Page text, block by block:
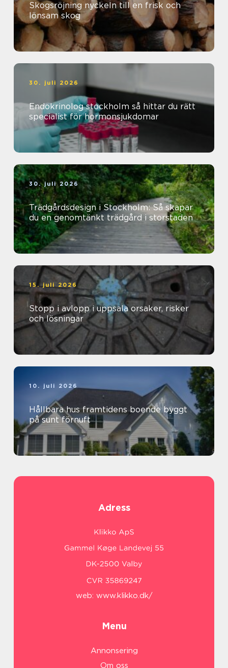
Skogsröjning nyckeln till en frisk och
lönsam skog
30. juli 2026
Endokrinolog stockholm så hittar du rätt
specialist för hormonsjukdomar
30. juli 2026
Trädgårdsdesign i Stockholm: Så skapar
du en genomtänkt trädgård i storstaden
15. juli 2026
Stopp i avlopp i uppsala orsaker, risker
och lösningar
10. juli 2026
Hållbara hus framtidens boende byggt
på sunt förnuft
Adress
web: www.klikko.dk/
Menu
Annonsering
Om oss